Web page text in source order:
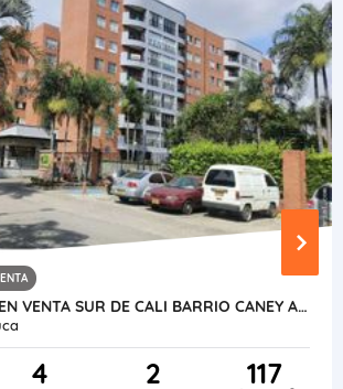
APARTAMENTO EN VENTA SUR DE CALI BARRIO CANEY AREA 117 M² 2 GARAJES
4 2 117